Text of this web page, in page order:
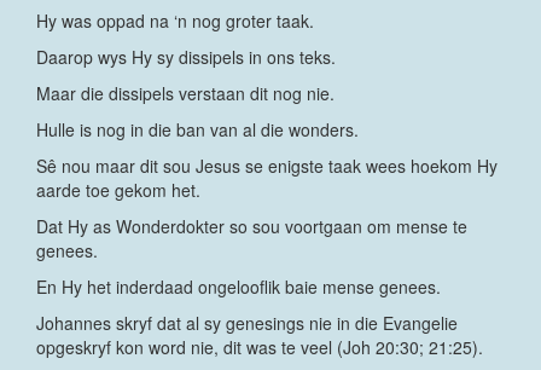
Hy was oppad na ‘n nog groter taak.
Daarop wys Hy sy dissipels in ons teks.
Maar die dissipels verstaan dit nog nie.
Hulle is nog in die ban van al die wonders.
Sê nou maar dit sou Jesus se enigste taak wees hoekom Hy
aarde toe gekom het.
Dat Hy as Wonderdokter so sou voortgaan om mense te
genees.
En Hy het inderdaad ongelooflik baie mense genees.
Johannes skryf dat al sy genesings nie in die Evangelie
opgeskryf kon word nie, dit was te veel (Joh 20:30; 21:25).